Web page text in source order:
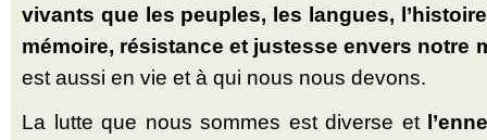
vivants que les peuples, les langues,
mémoire, résistance et justesse envers notre
est aussi en vie et à qui nous nous devons.
La lutte que nous sommes est diverse et